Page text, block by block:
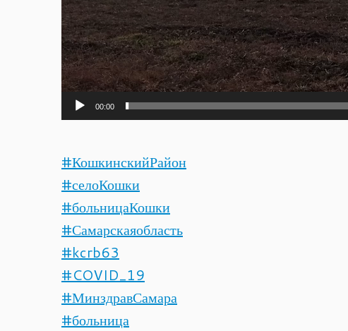
00:00
#КошкинскийРайон
#селоКошки
#больницаКошки
#Самарскаяобласть
#kcrb63
#COVID_19
#МинздравСамара
#больница